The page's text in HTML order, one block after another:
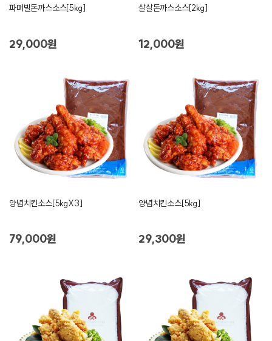
파머빌돈까스소스[5kg]
29,000원
살살돈까스소스[2kg]
12,000원
양념치킨소스[5kgX3]
79,000원
양념치킨소스[5kg]
29,300원